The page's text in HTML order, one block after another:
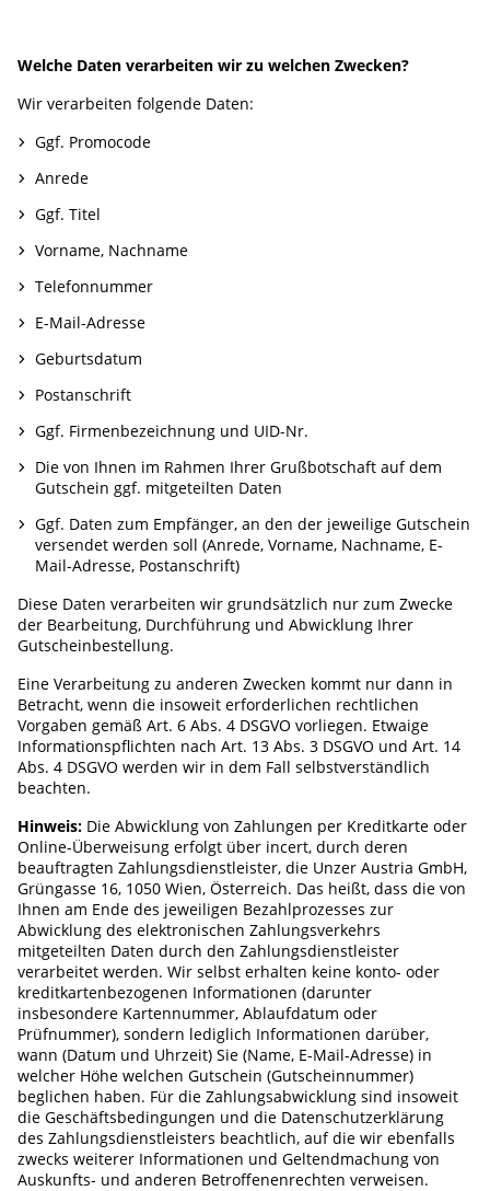
Welche Daten verarbeiten wir zu welchen Zwecken?
Wir verarbeiten folgende Daten:
Ggf. Promocode
Anrede
Ggf. Titel
Vorname, Nachname
Telefonnummer
E-Mail-Adresse
Geburtsdatum
Postanschrift
Ggf. Firmenbezeichnung und UID-Nr.
Die von Ihnen im Rahmen Ihrer Grußbotschaft auf dem
Gutschein ggf. mitgeteilten Daten
Ggf. Daten zum Empfänger, an den der jeweilige Gutschein
versendet werden soll (Anrede, Vorname, Nachname, E-
Mail-Adresse, Postanschrift)
Diese Daten verarbeiten wir grundsätzlich nur zum Zwecke
der Bearbeitung, Durchführung und Abwicklung Ihrer
Gutscheinbestellung.
Eine Verarbeitung zu anderen Zwecken kommt nur dann in
Betracht, wenn die insoweit erforderlichen rechtlichen
Vorgaben gemäß Art. 6 Abs. 4 DSGVO vorliegen. Etwaige
Informationspflichten nach Art. 13 Abs. 3 DSGVO und Art. 14
Abs. 4 DSGVO werden wir in dem Fall selbstverständlich
beachten.
Hinweis: Die Abwicklung von Zahlungen per Kreditkarte oder
Online-Überweisung erfolgt über incert, durch deren
beauftragten Zahlungsdienstleister, die Unzer Austria GmbH,
Grüngasse 16, 1050 Wien, Österreich. Das heißt, dass die von
Ihnen am Ende des jeweiligen Bezahlprozesses zur
Abwicklung des elektronischen Zahlungsverkehrs
mitgeteilten Daten durch den Zahlungsdienstleister
verarbeitet werden. Wir selbst erhalten keine konto- oder
kreditkartenbezogenen Informationen (darunter
insbesondere Kartennummer, Ablaufdatum oder
Prüfnummer), sondern lediglich Informationen darüber,
wann (Datum und Uhrzeit) Sie (Name, E-Mail-Adresse) in
welcher Höhe welchen Gutschein (Gutscheinnummer)
beglichen haben. Für die Zahlungsabwicklung sind insoweit
die Geschäftsbedingungen und die Datenschutzerklärung
des Zahlungsdienstleisters beachtlich, auf die wir ebenfalls
zwecks weiterer Informationen und Geltendmachung von
Auskunfts- und anderen Betroffenenrechten verweisen.